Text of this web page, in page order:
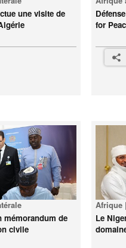
une visite de
for
mémorandum de
civile
Afrique
Le